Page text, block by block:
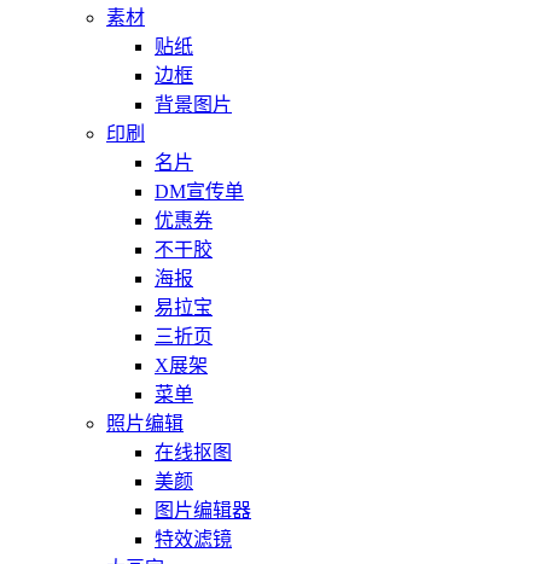
素材
贴纸
边框
背景图片
印刷
名片
DM宣传单
优惠券
不干胶
海报
易拉宝
三折页
X展架
菜单
照片编辑
在线抠图
美颜
图片编辑器
特效滤镜